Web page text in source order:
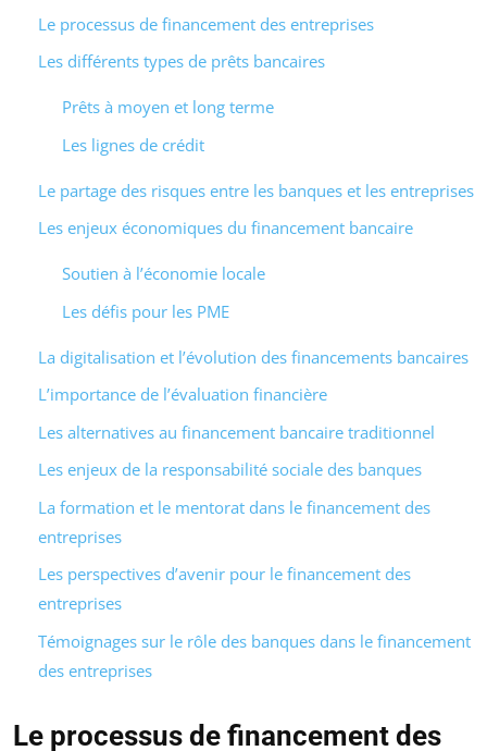
Le processus de financement des entreprises
Les différents types de prêts bancaires
Prêts à moyen et long terme
Les lignes de crédit
Le partage des risques entre les banques et les entreprises
Les enjeux économiques du financement bancaire
Soutien à l’économie locale
Les défis pour les PME
La digitalisation et l’évolution des financements bancaires
L’importance de l’évaluation financière
Les alternatives au financement bancaire traditionnel
Les enjeux de la responsabilité sociale des banques
La formation et le mentorat dans le financement des
entreprises
Les perspectives d’avenir pour le financement des
entreprises
Témoignages sur le rôle des banques dans le financement
des entreprises
Le processus de financement des